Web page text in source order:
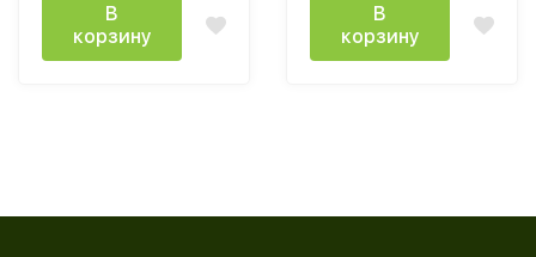
В
корзину
В
корзину